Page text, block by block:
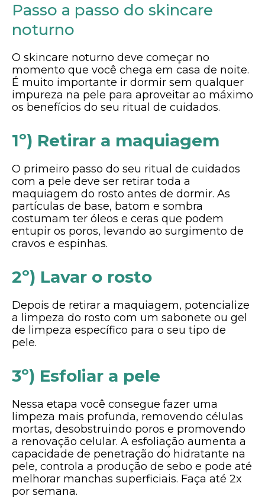
Passo a passo do skincare
noturno
O skincare noturno deve começar no
momento que você chega em casa de noite.
É muito importante ir dormir sem qualquer
impureza na pele para aproveitar ao máximo
os benefícios do seu ritual de cuidados.
1º) Retirar a maquiagem
O primeiro passo do seu ritual de cuidados
com a pele deve ser retirar toda a
maquiagem do rosto antes de dormir. As
partículas de base, batom e sombra
costumam ter óleos e ceras que podem
entupir os poros, levando ao surgimento de
cravos e espinhas.
2º) Lavar o rosto
Depois de retirar a maquiagem, potencialize
a limpeza do rosto com um sabonete ou gel
de limpeza específico para o seu tipo de
pele.
3º) Esfoliar a pele
Nessa etapa você consegue fazer uma
limpeza mais profunda, removendo células
mortas, desobstruindo poros e promovendo
a renovação celular. A esfoliação aumenta a
capacidade de penetração do hidratante na
pele, controla a produção de sebo e pode até
melhorar manchas superficiais. Faça até 2x
por semana.